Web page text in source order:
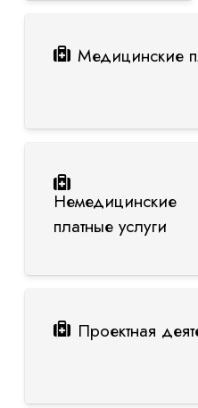
Медицинские
Немедицинские
платные услуги
Проектная